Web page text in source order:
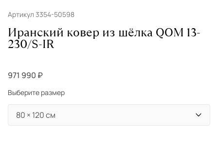
Артикул 3354-50598
Иранский ковер из шёлка QOM 13-
230/S-IR
971 990 ₽
Выберите размер